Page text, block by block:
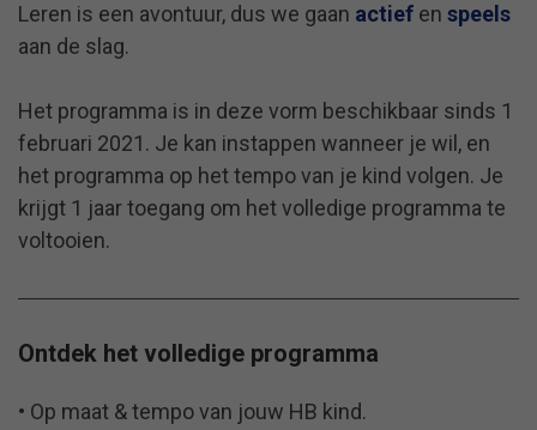
Leren is een avontuur, dus we gaan actief en speels
aan de slag.
Het programma is in deze vorm beschikbaar sinds 1
februari 2021. Je kan instappen wanneer je wil, en
het programma op het tempo van je kind volgen. Je
krijgt 1 jaar toegang om het volledige programma te
voltooien.
Ontdek het volledige programma
• Op maat & tempo van jouw HB kind.